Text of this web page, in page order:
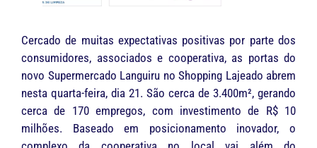
Cercado de muitas expectativas positivas por parte dos
consumidores, associados e cooperativa, as portas do
novo Supermercado Languiru no Shopping Lajeado abrem
nesta quarta-feira, dia 21. São cerca de 3.400m², gerando
cerca de 170 empregos, com investimento de R$ 10
milhões. Baseado em posicionamento inovador, o